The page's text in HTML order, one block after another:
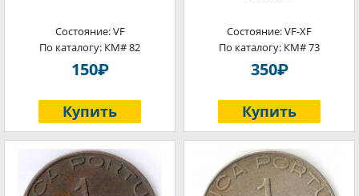
Состояние: VF
По каталогу: КМ# 82
150P
Купить
Состояние: VF-XF
По каталогу: КМ# 73
350P
Купить